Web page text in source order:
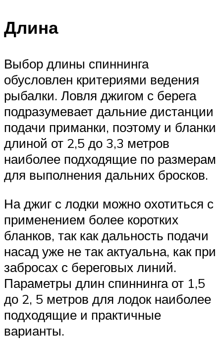
Длина
Выбор длины спиннинга
обусловлен критериями ведения
рыбалки. Ловля джигом с берега
подразумевает дальние дистанции
подачи приманки, поэтому и бланки
длиной от 2,5 до 3,3 метров
наиболее подходящие по размерам
для выполнения дальних бросков.
На джиг с лодки можно охотиться с
применением более коротких
бланков, так как дальность подачи
насад уже не так актуальна, как при
забросах с береговых линий.
Параметры длин спиннинга от 1,5
до 2, 5 метров для лодок наиболее
подходящие и практичные
варианты.